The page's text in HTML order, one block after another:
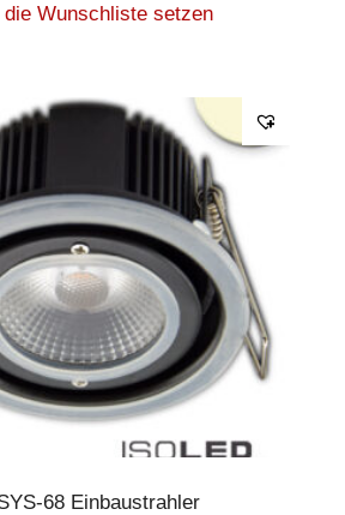
die Wunschliste setzen
68 Einbaustrahler